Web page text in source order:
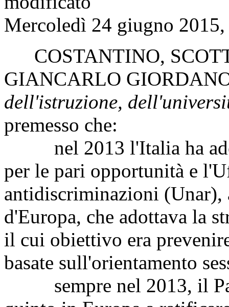
Mercoledì 24 giugno 2015,
COSTANTINO,
GIANCARLO
dell'istruzione,
premesso che:
nel 2013 l'Italia ha
per le pari opportunità e
antidiscriminazioni
d'Europa, che adottava la
il cui obiettivo era
basate sull'orientamento
sempre nel 2013, il